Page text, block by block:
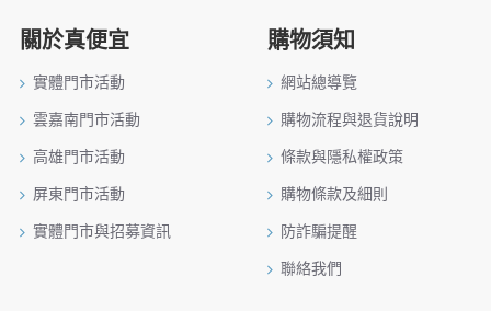
關於真便宜
實體門市活動
雲嘉南門市活動
高雄門市活動
屏東門市活動
實體門市與招募資訊
購物須知
網站總導覽
購物流程與退貨說明
條款與隱私權政策
購物條款及細則
防詐騙提醒
聯絡我們